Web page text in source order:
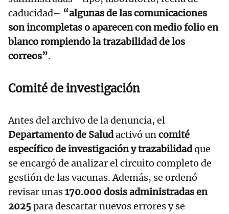
caducidad– “algunas de las comunicaciones
son incompletas o aparecen con medio folio en
blanco rompiendo la trazabilidad de los
correos”.
Comité de investigación
Antes del archivo de la denuncia, el
Departamento de Saludactivó uncomité
específico de investigación y trazabilidadque
se encargó de analizar el circuito completo de
gestión de las vacunas. Además, se ordenó
revisar unas170.000 dosis administradas en
2025para descartar nuevos errores y se